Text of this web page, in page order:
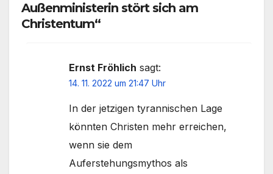
Außenministerin stört sich am
Christentum“
Ernst Fröhlich sagt:
14. 11. 2022 um 21:47 Uhr
In der jetzigen tyrannischen Lage
könnten Christen mehr erreichen,
wenn sie dem
Auferstehungsmythos als